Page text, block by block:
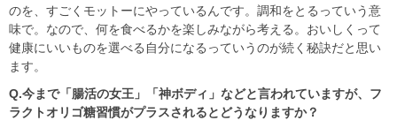
のを、すごくモットーにやっているんです。調和をとるっていう意
味で。なので、何を食べるかを楽しみながら考える。おいしくって
健康にいいものを選べる自分になるっていうのが続く秘訣だと思い
ます。
Q.今まで「腸活の女王」「神ボディ」などと言われていますが、フ
ラクトオリゴ糖習慣がプラスされるとどうなりますか？